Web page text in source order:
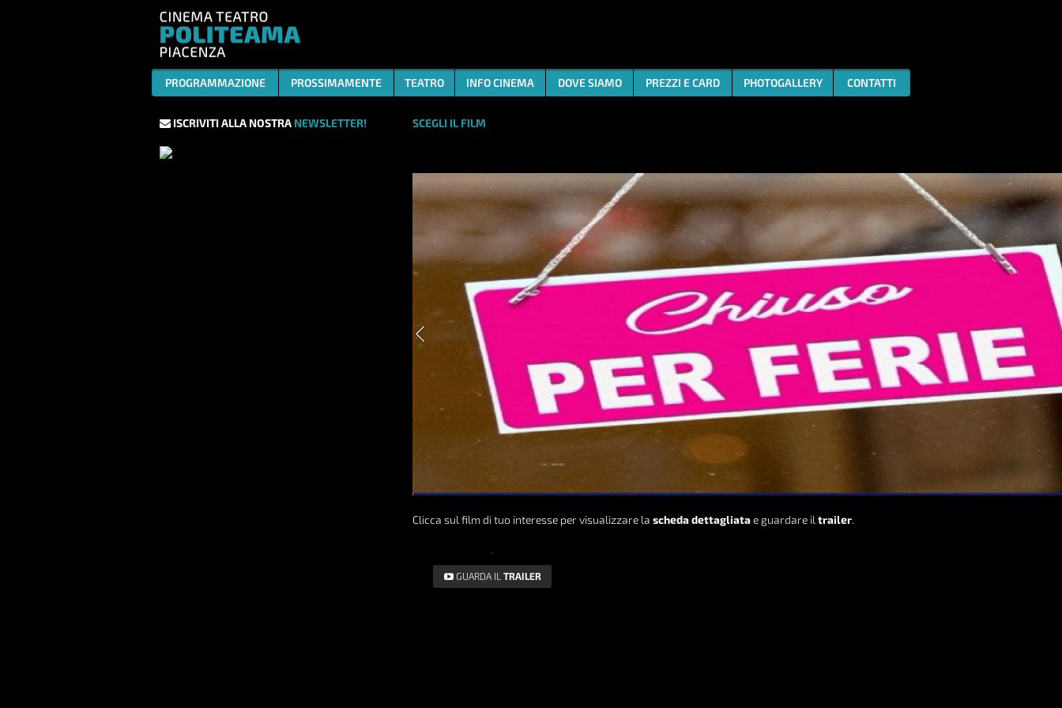
PROGRAMMAZIONE PROSSIMAMENTE TEATRO INFO CINEMA DOVE SIAMO PREZZI E CARD PHOTOGALLERY CONTATTI
ISCRIVITI ALLA NOSTRA NEWSLETTER! SCEGLI IL FILM
Clicca sul film di tuo interesse per visualizzare la scheda dettagliatae guardare il trailer.
GUARDA IL TRAILER